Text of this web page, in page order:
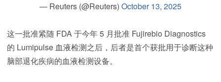
— Reuters (@Reuters) October 13, 2025
这一批准紧随 FDA 于今年 5 月批准 Fujirebio Diagnostics
的 Lumipulse 血液检测之后，后者是首个获批用于诊断这种
脑部退化疾病的血液检测设备。